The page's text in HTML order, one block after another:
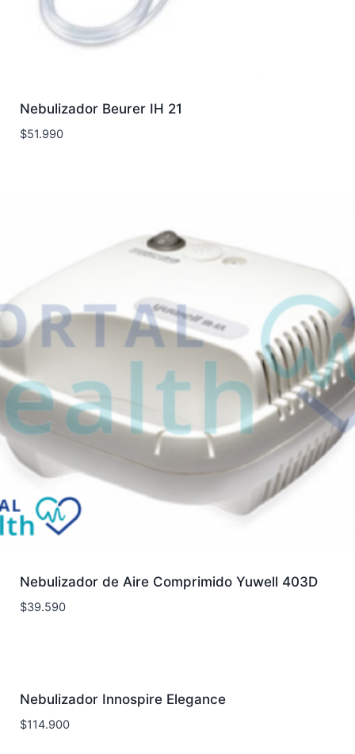
Nebulizador Beurer IH 21
$51.990
Nebulizador de Aire Comprimido Yuwell 403D
$39.590
Nebulizador Innospire Elegance
$114.900